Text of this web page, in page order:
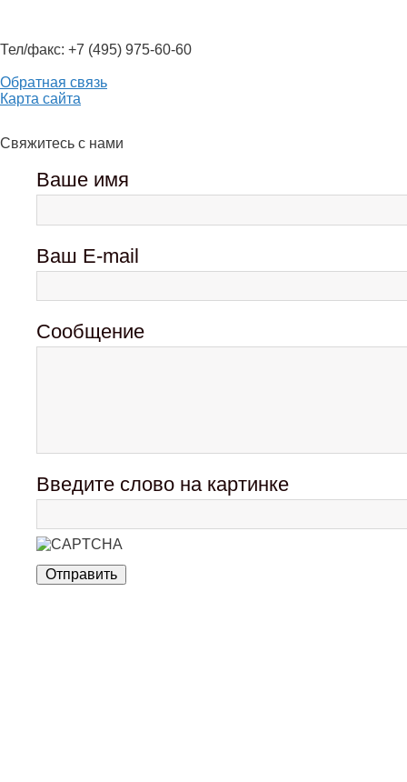
Тел/факс: +7 (495) 975-60-60
Обратная связь
Карта сайта
Свяжитесь с нами
Ваше имя
Ваш E-mail
Сообщение
Введите слово на картинке